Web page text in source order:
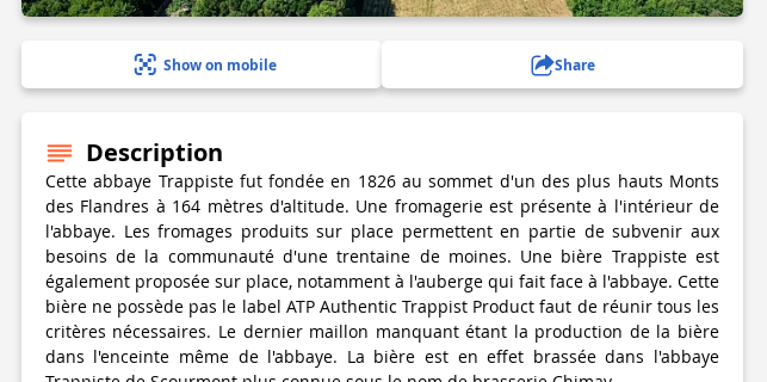
Show on mobile Share
Description
Cette abbaye Trappiste fut fondée en 1826 au sommet d'un des plus hauts Monts
des Flandres à 164 mètres d'altitude. Une fromagerie est présente à l'intérieur de
l'abbaye. Les fromages produits sur place permettent en partie de subvenir aux
besoins de la communauté d'une trentaine de moines. Une bière Trappiste est
également proposée sur place, notamment à l'auberge qui fait face à l'abbaye. Cette
bière ne possède pas le label ATP Authentic Trappist Product faut de réunir tous les
critères nécessaires. Le dernier maillon manquant étant la production de la bière
dans l'enceinte même de l'abbaye. La bière est en effet brassée dans l'abbaye